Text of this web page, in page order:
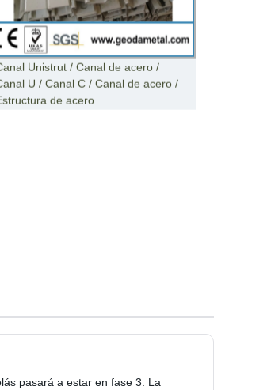
Unistrut / Canal de acero /
U / Canal C / Canal de acero /
de acero
pasará a estar en fase 3. La